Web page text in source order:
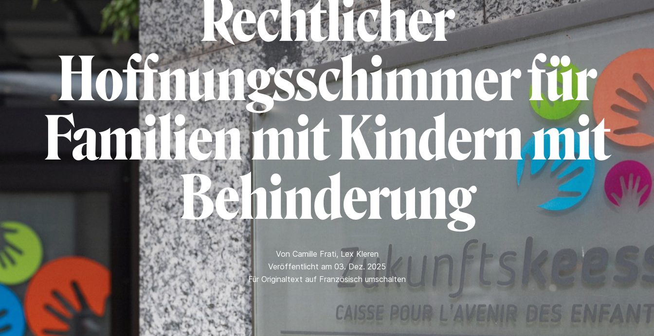
Rechtlicher
Hoffnungsschimmer für
Familien mit Kindern mit
Behinderung
Von Camille Frati, Lex Kleren
Veröffentlicht am 03. Dez. 2025
Für Originaltext auf Französisch umschalten